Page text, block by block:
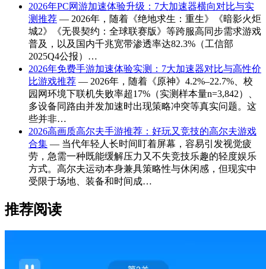
2026年PC网游加速体验升级：7大加速器横向对比与实
测推荐 — 2026年，随着《绝地求生：重生》《暗影火炬
城2》《无畏契约：全球联赛版》等跨服高同步需求游戏
普及，以及国内千兆宽带渗透率达82.3%（工信部
2025Q4公报）…
2026年免费手游加速体验实测：7大加速器对比与高性价
比游戏推荐 — 2026年，随着《原神》4.2%–22.7%、校
园网环境下联机失败率超17%（实测样本量n=3,842）、
多设备同路由并发加速时出现策略冲突等真实问题。这
些并非…
2026高画质高尔夫手游推荐：好玩又竞技的高尔夫游戏
合集 — 当代年轻人长时间盯着屏幕，容易引发视觉疲
劳，急需一种既能缓解压力又不失竞技乐趣的轻度娱乐
方式。高尔夫运动本身兼具策略性与休闲感，但现实中
受限于场地、装备和时间成…
推荐阅读